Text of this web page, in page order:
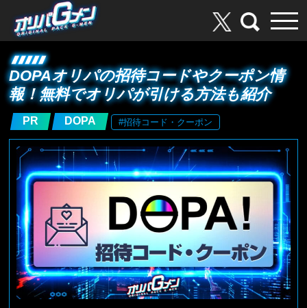
DOPAオリパの招待コードやクーポン情
報！無料でオリパが引ける方法も紹介
PR DOPA #招待コード・クーポン